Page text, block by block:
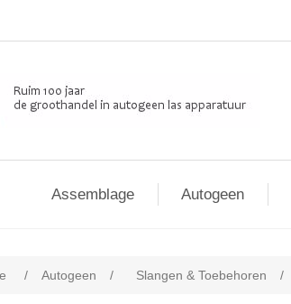
Assemblage Autogeen
/ Autogeen / Slangen & Toebehoren /